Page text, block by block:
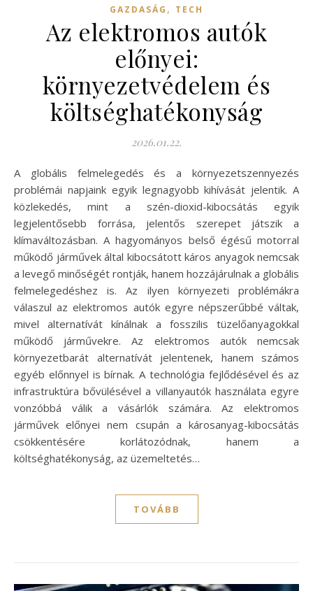
GAZDASÁG , TECH
Az elektromos autók
előnyei:
környezetvédelem és
költséghatékonyság
2026.01.22.
A globális felmelegedés és a környezetszennyezés
problémái napjaink egyik legnagyobb kihívását jelentik. A
közlekedés, mint a szén-dioxid-kibocsátás egyik
legjelentősebb forrása, jelentős szerepet játszik a
klímaváltozásban. A hagyományos belső égésű motorral
működő járművek által kibocsátott káros anyagok nemcsak
a levegő minőségét rontják, hanem hozzájárulnak a globális
felmelegedéshez is. Az ilyen környezeti problémákra
válaszul az elektromos autók egyre népszerűbbé váltak,
mivel alternatívát kínálnak a fosszilis tüzelőanyagokkal
működő járművekre. Az elektromos autók nemcsak
környezetbarát alternatívát jelentenek, hanem számos
egyéb előnnyel is bírnak. A technológia fejlődésével és az
infrastruktúra bővülésével a villanyautók használata egyre
vonzóbbá válik a vásárlók számára. Az elektromos
járművek előnyei nem csupán a károsanyag-kibocsátás
csökkentésére korlátozódnak, hanem a
költséghatékonyság, az üzemeltetés…
TOVÁBB